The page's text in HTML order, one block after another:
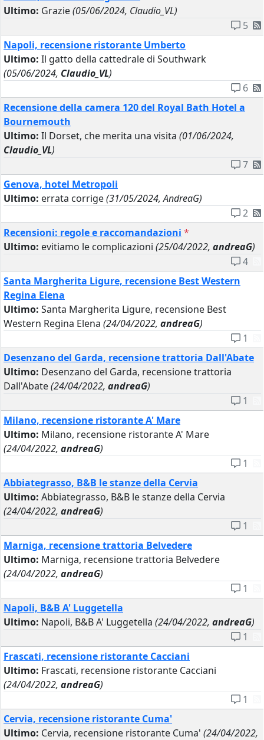
Ultimo: Grazie(05/06/2024, Claudio_VL)
5
Napoli, recensione ristorante Umberto
Ultimo: Il gatto della cattedrale di Southwark
(05/06/2024, Claudio_VL)
6
Recensione della camera 120 del Royal Bath Hotel a
Bournemouth
Ultimo: Il Dorset, che merita una visita (01/06/2024,
Claudio_VL)
7
Genova, hotel Metropoli
Ultimo: errata corrige(31/05/2024, AndreaG)
2
Recensioni: regole e raccomandazioni *
Ultimo: evitiamo le complicazioni (25/04/2022, andreaG)
4
Santa Margherita Ligure, recensione Best Western
Regina Elena
Ultimo: Santa Margherita Ligure, recensione Best
Western Regina Elena (24/04/2022, andreaG)
1
Desenzano del Garda, recensione trattoria Dall'Abate
Ultimo: Desenzano del Garda, recensione trattoria
Dall'Abate(24/04/2022, andreaG)
1
Milano, recensione ristorante A' Mare
Ultimo: Milano, recensione ristorante A' Mare
(24/04/2022, andreaG)
1
Abbiategrasso, B&B le stanze della Cervia
Ultimo: Abbiategrasso, B&B le stanze della Cervia
(24/04/2022, andreaG)
1
Marniga, recensione trattoria Belvedere
Ultimo: Marniga, recensione trattoria Belvedere
(24/04/2022, andreaG)
1
Napoli, B&B A' Luggetella
Ultimo: Napoli, B&B A' Luggetella (24/04/2022, andreaG)
1
Frascati, recensione ristorante Cacciani
Ultimo: Frascati, recensione ristorante Cacciani
(24/04/2022, andreaG)
1
Cervia, recensione ristorante Cuma'
Ultimo: Cervia, recensione ristorante Cuma' (24/04/2022,